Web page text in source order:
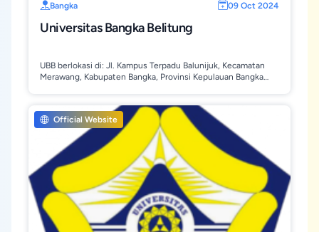
Bangka 09 Oct 2024
Universitas Bangka Belitung
UBB berlokasi di: Jl. Kampus Terpadu Balunijuk, Kecamatan
Merawang, Kabupaten Bangka, Provinsi Kepulauan Bangka
Official Website